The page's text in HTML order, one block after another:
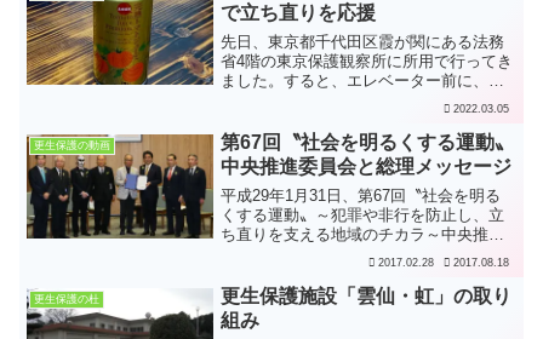
で立ち直りを応援
先日、東京都千代田区霞が関にある法務
省4階の東京保護観察所に所用で行ってき
ました。すると、エレベーター前に、更
生ペンギンのホゴちゃん、サラちゃんが
自動販売機が。北海道・沼田町にある沼
田町就業支援センターで...
2022.03.05
更生保護の動画
第67回〝社会を明るくする運動〟
中央推進委員会と総理メッセージ
平成29年1月31日、第67回〝社会を明る
くする運動〟～犯罪や非行を防止し、立
ち直りを支える地域のチカラ～中央推進
委員会会議が開催されました。〔法務
実施行事（PDF）〔法務省〕はリンク先
のとおりです。平成...
2017.02.28 2017.08.18
更生保護の杜
更生保護施設「雲仙・虹」の取り
組み